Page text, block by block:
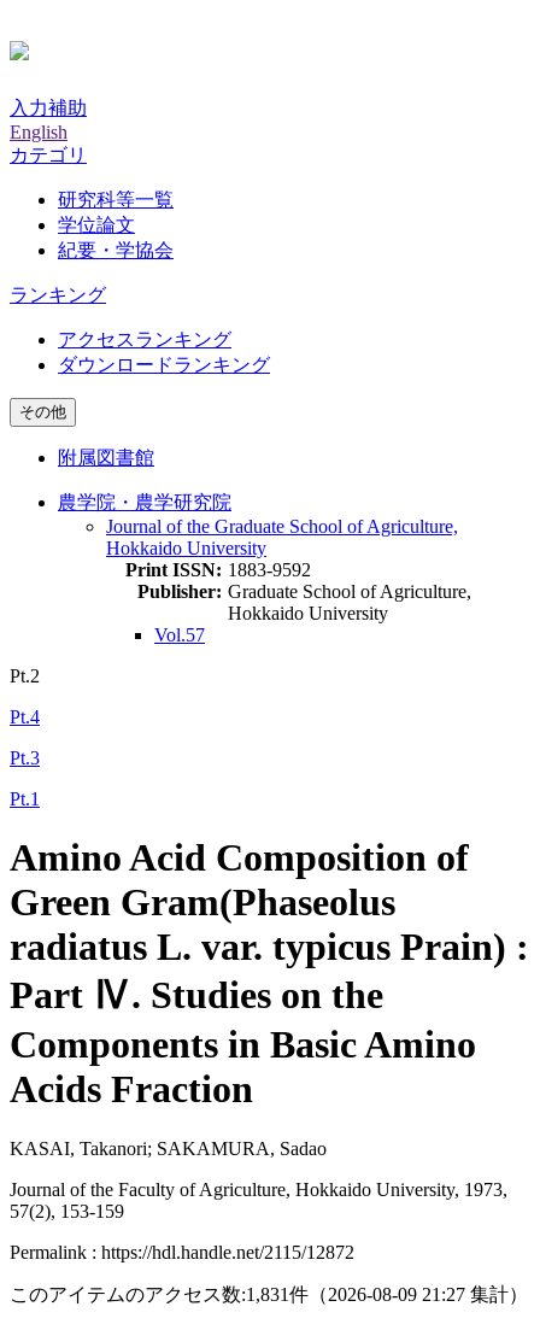
入力補助
English
カテゴリ
研究科等一覧
学位論文
紀要・学協会
ランキング
アクセスランキング
ダウンロードランキング
その他
附属図書館
農学院・農学研究院
Journal of the Graduate School of Agriculture,
Hokkaido University
Print ISSN: 1883-9592
Publisher: Graduate School of Agriculture,
Hokkaido University
Vol.57
Pt.2
Pt.4
Pt.3
Pt.1
Amino Acid Composition of
Green Gram(Phaseolus
radiatus L. var. typicus Prain) :
Part Ⅳ. Studies on the
Components in Basic Amino
Acids Fraction
KASAI, Takanori; SAKAMURA, Sadao
Journal of the Faculty of Agriculture, Hokkaido University, 1973,
57(2), 153-159
Permalink : https://hdl.handle.net/2115/12872
このアイテムのアクセス数:1,831件 （2026-08-09 21:27 集計）